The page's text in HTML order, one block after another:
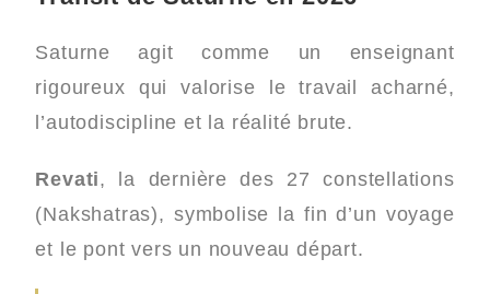
Saturne agit comme un enseignant
rigoureux qui valorise le travail acharné,
l’autodiscipline et la réalité brute.
Revati, la dernière des 27 constellations
(Nakshatras), symbolise la fin d’un voyage
et le pont vers un nouveau départ.